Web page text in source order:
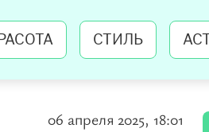
СТИЛЬ
06 апреля 2025, 18:01